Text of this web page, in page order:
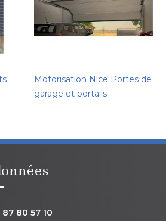
Motorisation Nice Portes de
garage et portails
87 80 57 10